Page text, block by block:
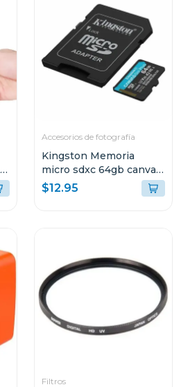
Accesorios de fotografía
Kingston Memoria
micro sdxc 64gb canvas
go plus gen4 200 mb/s
sdcg4
$12.95
Filtros